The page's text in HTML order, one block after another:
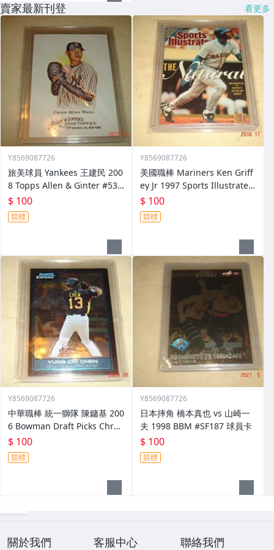
賣家最新刊登 看更多
Y8569087726
旅美球員 Yankees 王建民 200
8 Topps Allen & Ginter #53
球員卡
$ 100
競標
Y8569087726
美國職棒 Mariners Ken Griff
ey Jr 1997 Sports Illustrated
#172球員卡
$ 100
競標
Y8569087726
中華職棒 統一獅隊 陳鏞基 200
6 Bowman Draft Picks Chro
me #FG30 球員卡
$ 100
競標
Y8569087726
日本摔角 橋本真也 vs 山崎一
夫 1998 BBM #SF187 球員卡
$ 100
競標
關於我們 客服中心 聯絡我們